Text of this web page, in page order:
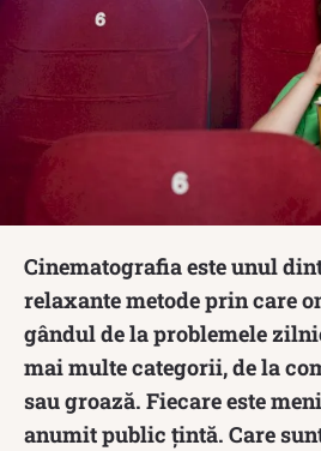
Cinematografia este unul
relaxante metode prin care
gândul de la problemele
mai multe categorii, de la
sau groază. Fiecare este
anumit public țintă. Care